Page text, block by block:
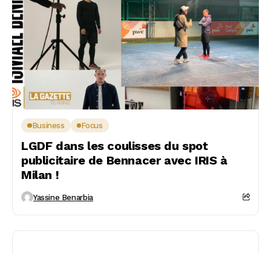
Business Focus
LGDF dans les coulisses du spot
publicitaire de Bennacer avec IRIS à
Milan !
Yassine Benarbia